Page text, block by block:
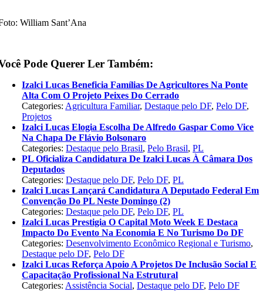
William Sant’Ana
Pode Querer Ler Também:
Izalci Lucas Beneficia Famílias De Agricultores Na Ponte
Alta Com O Projeto Peixes Do Cerrado
Categories: Agricultura Familiar,Destaque pelo DF,Pelo DF,
Projetos
Izalci Lucas Elogia Escolha De Alfredo Gaspar Como Vice
Na Chapa De Flávio Bolsonaro
Categories:Destaque pelo Brasil,Pelo Brasil,PL
PL Oficializa Candidatura De Izalci Lucas À Câmara Dos
Deputados
Categories:Destaque pelo DF,Pelo DF,PL
Izalci Lucas Lançará Candidatura A Deputado Federal Em
Convenção Do PL Neste Domingo (2)
Categories:Destaque pelo DF,Pelo DF,PL
Izalci Lucas Prestigia O Capital Moto Week E Destaca
Impacto Do Evento Na Economia E No Turismo Do DF
Categories:Desenvolvimento Econômico Regional e Turismo,
Destaque pelo DF,Pelo DF
Izalci Lucas Reforça Apoio A Projetos De Inclusão Social E
Capacitação Profissional Na Estrutural
Categories: Assistência Social,Destaque pelo DF,Pelo DF